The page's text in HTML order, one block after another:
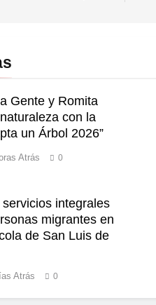
Gente y Romita
con la
un Árbol 2026”
Atrás 0
integrales
migrantes en
de San Luis de
Atrás 0